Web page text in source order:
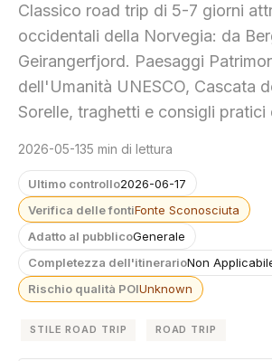
Classico road trip di 5-7 giorni
occidentali della Norvegia: da
Geirangerfjord. Paesaggi
dell'Umanità UNESCO, Cascata
Sorelle, traghetti e consigli pratici
2026-05-135 min di lettura
Ultimo controllo2026-06-17
Verifica delle fontiFonte Sconosciuta
Adatto al pubblicoGenerale
Completezza dell'itinerarioNon
Rischio qualità POIUnknown
STILE ROAD TRIP ROAD TRIP